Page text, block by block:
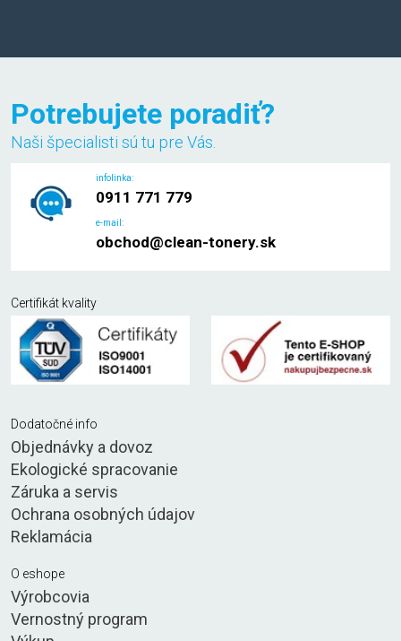
Potrebujete poradiť?
Naši špecialisti sú tu pre Vás.
infolinka:
0911 771 779
e-mail:
obchod@clean-tonery.sk
Certifikát kvality
Dodatočné info
Objednávky a dovoz
Ekologické spracovanie
Záruka a servis
Ochrana osobných údajov
Reklamácia
O eshope
Výrobcovia
Vernostný program